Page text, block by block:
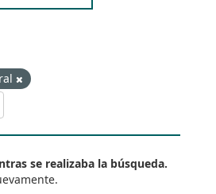
se realizaba la búsqueda.